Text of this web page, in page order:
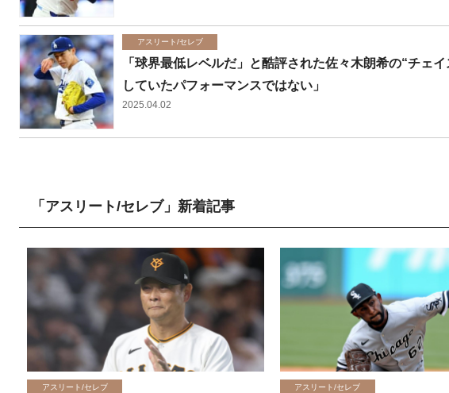
アスリート/セレブ
「球界最低レベルだ」と酷評された佐々木朗希の“チ
していたパフォーマンスではない」
2025.04.02
「アスリート/セレブ」新着記事
アスリート/セレブ アスリート/セレブ